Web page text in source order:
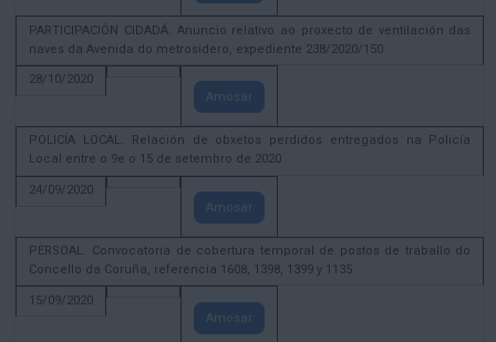
PARTICIPACIÓN CIDADÁ. Anuncio relativo ao proxecto de ventilación das
naves da Avenida do metrosidero, expediente 238/2020/150
28/10/2020
Amosar
POLICÍA LOCAL. Relación de obxetos perdidos entregados na Policía
Local entre o 9e o 15 de setembro de 2020
24/09/2020
Amosar
PERSOAL. Convocatoria de cobertura temporal de postos de traballo do
Concello da Coruña, referencia 1608, 1398, 1399 y 1135
15/09/2020
Amosar